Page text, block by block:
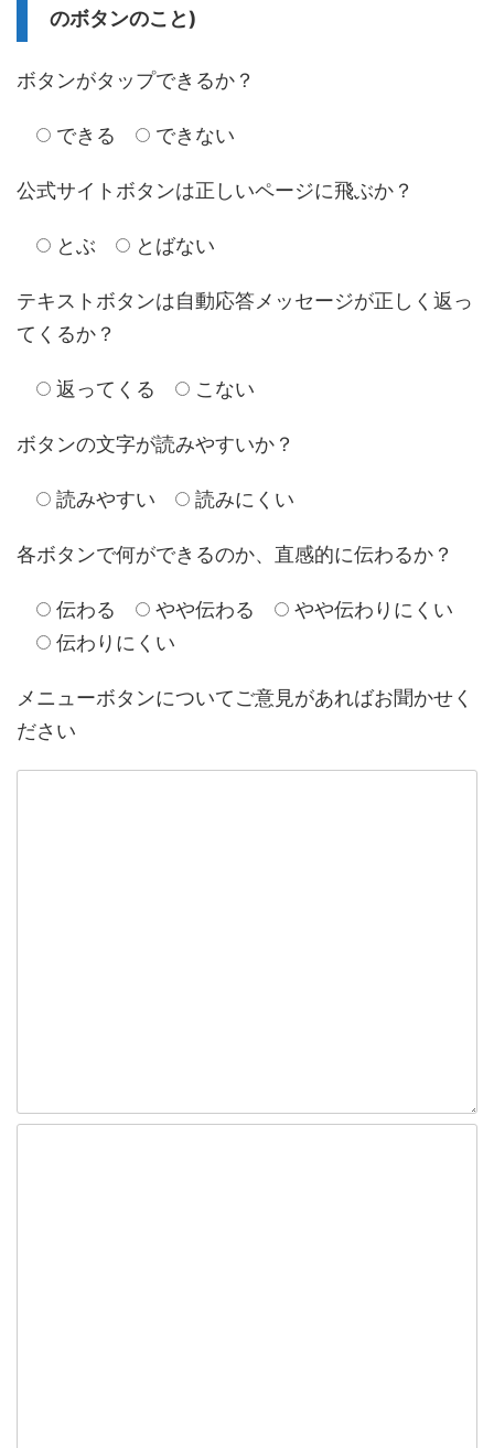
のボタンのこと)
ボタンがタップできるか？
できる できない
公式サイトボタンは正しいページに飛ぶか？
とぶ とばない
テキストボタンは自動応答メッセージが正しく返っ
てくるか？
返ってくる こない
ボタンの文字が読みやすいか？
読みやすい 読みにくい
各ボタンで何ができるのか、直感的に伝わるか？
伝わる やや伝わる
やや伝わりにくい
伝わりにくい
メニューボタンについてご意見があればお聞かせく
ださい